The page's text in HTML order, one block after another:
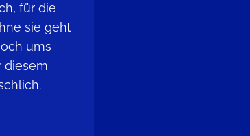
für die
sie geht
ums
diesem